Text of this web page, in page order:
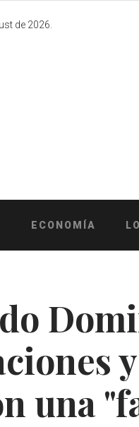
de 2026.
ECONOMÍA
una